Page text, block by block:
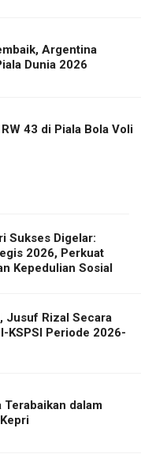
Argentina
Dunia 2026
43 di Piala Bola Voli
Sukses Digelar:
2026, Perkuat
Kepedulian Sosial
Jusuf Rizal Secara
KSPSI Periode 2026-
dalam